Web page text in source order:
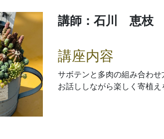
講師：石川 恵枝
講座内容
サボテンと多肉の組み合わ
お話ししながら楽しく寄植